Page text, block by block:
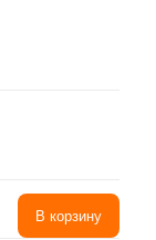
В корзину